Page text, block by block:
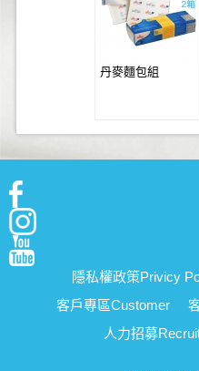
丹麥麵包組
隱私權政策Privicy
客戶專區Customer
人力招募